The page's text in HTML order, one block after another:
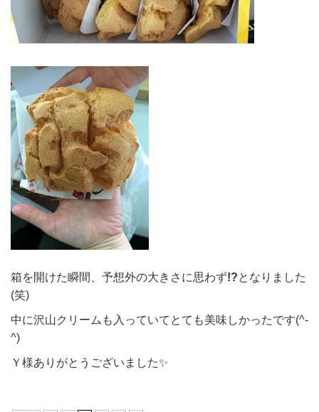
箱を開けた瞬間、予想外の大きさに思わず!?となりました
(笑)
中に沢山クリームも入っていてとても美味しかったです(^-
^)
Ｙ様ありがとうございました✨